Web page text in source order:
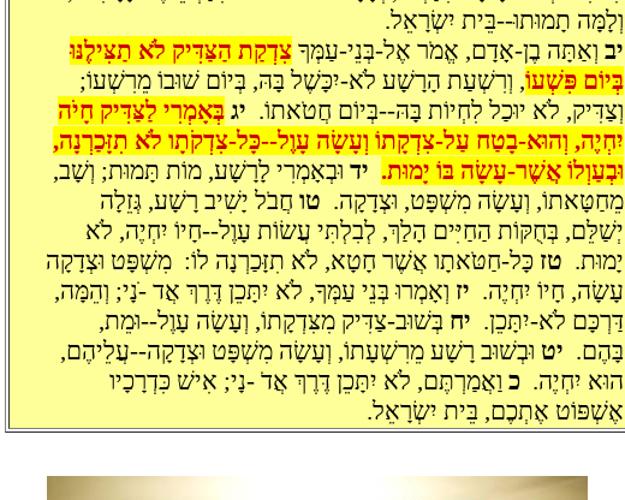
וְלָמָּה תָמוּתוּ--בֵּית יִשְׂרָאֵל.
יב וְאַתָּה בֶן-אָדָם, אֱמֹר אֶל-בְּנֵי-עַמְּךָצִדְקַת הַצַּדִּיק לֹא תַצִּילֶנּוּ
בְּיוֹם פִּשְׁעוֹ, וְרִשְׁעַת הָרָשָׁע לֹא-יִכָּשֶׁל בָּהּ, בְּיוֹם שׁוּבוֹ מֵרִשְׁעוֹ;
וְצַדִּיק, לֹא יוּכַל לִחְיוֹת בָּהּ--בְּיוֹם חֲטֹאתוֹ. יגבְּאָמְרִי לַצַּדִּיק חָיֹה
יִחְיֶה, וְהוּא-בָטַח עַל-צִדְקָתוֹ וְעָשָׂה עָוֶל--כָּל-צִדְקֹתָו לֹא תִזָּכַרְנָה,
וּבְעַוְלוֹ אֲשֶׁר-עָשָׂה בּוֹ יָמוּת. יד וּבְאָמְרִי לָרָשָׁע, מוֹת תָּמוּת; וְשָׁב,
מֵחַטָּאתוֹ, וְעָשָׂה מִשְׁפָּט, וּצְדָקָה. טו חֲבֹל יָשִׁיב רָשָׁע, גְּזֵלָה
יְשַׁלֵּם, בְּחֻקּוֹת הַחַיִּים הָלַךְ, לְבִלְתִּי עֲשׂוֹת עָוֶל--חָיוֹ יִחְיֶה, לֹא
יָמוּת. טז כָּל-חַטֹּאתָו אֲשֶׁר חָטָא, לֹא תִזָּכַרְנָה לוֹ: מִשְׁפָּט וּצְדָקָה
עָשָׂה, חָיוֹ יִחְיֶה. יז וְאָמְרוּ בְּנֵי עַמְּךָ, לֹא יִתָּכֵן דֶּרֶךְ אֲד -ֹנָי; וְהֵמָּה,
דַּרְכָּם לֹא-יִתָּכֵן. יח בְּשׁוּב-צַדִּיק מִצִּדְקָתוֹ, וְעָשָׂה עָוֶל--וּמֵת,
בָּהֶם. יט וּבְשׁוּב רָשָׁע מֵרִשְׁעָתוֹ, וְעָשָׂה מִשְׁפָּט וּצְדָקָה--עֲלֵיהֶם,
הוּא יִחְיֶה.כ וַאֲמַרְתֶּם, לֹא יִתָּכֵן דֶּרֶךְ אֲדֹ -נָי; אִישׁ כִּדְרָכָיו
אֶשְׁפּוֹט אֶתְכֶם, בֵּית יִשְׂרָאֵל.